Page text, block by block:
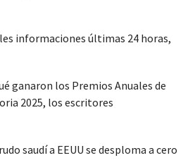
informaciones últimas 24 horas,
ganaron los Premios Anuales de
2025, los escritores
saudí a EEUU se desploma a cero